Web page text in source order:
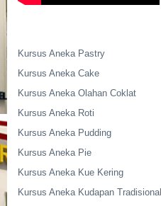
Kursus Aneka Pastry
Kursus Aneka Cake
Kursus Aneka Olahan Coklat
Kursus Aneka Roti
Kursus Aneka Pudding
Kursus Aneka Pie
Kursus Aneka Kue Kering
Kursus Aneka Kudapan Tradisional